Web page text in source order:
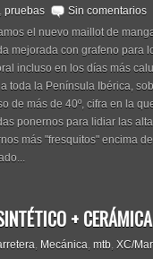
, pruebas
Sin comentarios
el nuevo maillot de
mejorada con grafeno para
incluso en los días más
toda la Península Ibérica,
de más de 40º, cifra en la
ponernos para lidiar las
más "fresquitos" encima
+ CERÁMICA
, Mecánica, mtb, XC/